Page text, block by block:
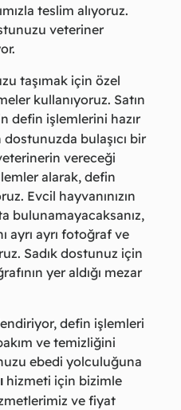
teslim alıyoruz.
veteriner
taşımak için özel
kullanıyoruz. Satın
defin işlemlerini hazır
bulaşıcı bir
vereceği
alarak, defin
Evcil hayvanınızın
bulunamayacaksanız,
ayrı ayrı fotoğraf ve
Sadık dostunuz için
yer aldığı mezar
defin işlemleri
ve temizliğini
ebedi yolculuğuna
hizmeti için bizimle
ve fiyat